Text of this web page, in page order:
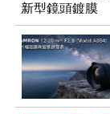
新型鏡頭鍍膜